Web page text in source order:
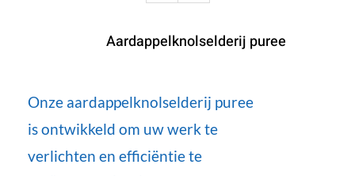
Aardappelknolselderij puree
Onze aardappelknolselderij puree
is ontwikkeld om uw werk te
verlichten en efficiëntie te